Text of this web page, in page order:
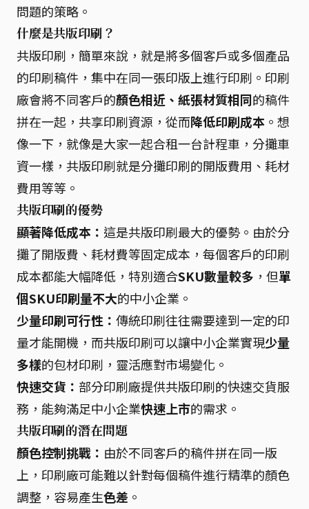
問題的策略。
什麼是共版印刷？
共版印刷，簡單來說，就是將多個客戶或多個產品
的印刷稿件，集中在同一張印版上進行印刷。印刷
廠會將不同客戶的顏色相近、紙張材質相同的稿件
拼在一起，共享印刷資源，從而降低印刷成本 。想
像一下，就像是大家一起合租一台計程車，分攤車
資一樣，共版印刷就是分攤印刷的開版費用、耗材
費用等等。
共版印刷的優勢
顯著降低成本： 這是共版印刷最大的優勢。由於分
攤了開版費、耗材費等固定成本，每個客戶的印刷
成本都能大幅降低，特別適合SKU數量較多 ，但單
個SKU印刷量不大的中小企業。
少量印刷可行性： 傳統印刷往往需要達到一定的印
量才能開機，而共版印刷可以讓中小企業實現少量
多樣的包材印刷，靈活應對市場變化。
快速交貨： 部分印刷廠提供共版印刷的快速交貨服
務，能夠滿足中小企業快速上市的需求。
共版印刷的潛在問題
顏色控制挑戰： 由於不同客戶的稿件拼在同一版
上，印刷廠可能難以針對每個稿件進行精準的顏色
調整，容易產生色差 。